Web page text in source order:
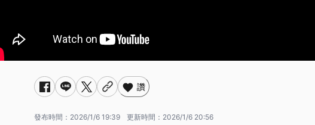
讚
發布時間： 2026/1/6 19:39 更新時間： 2026/1/6 20:56